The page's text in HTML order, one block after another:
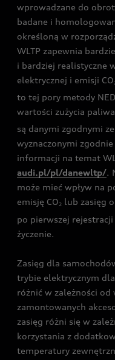
wprowadzane do
badane i
określoną w
WLTP zapewnia
i bardziej realistyczne
elektrycznej i emisji CO
to tej pory metody
wartości zużycia
są danymi zgodnymi
wyznaczonymi
informacji na temat
audi.pl/pl/danewltp/.
może mieć wpływ na
emisję CO2 lub zasięg
po pierwszej rejestracji
życzenie.
Zasięg dla
trybie elektrycznym
różnić w zależności od
zamontowanych
zasięg różni się w
korzystania z
temperatury